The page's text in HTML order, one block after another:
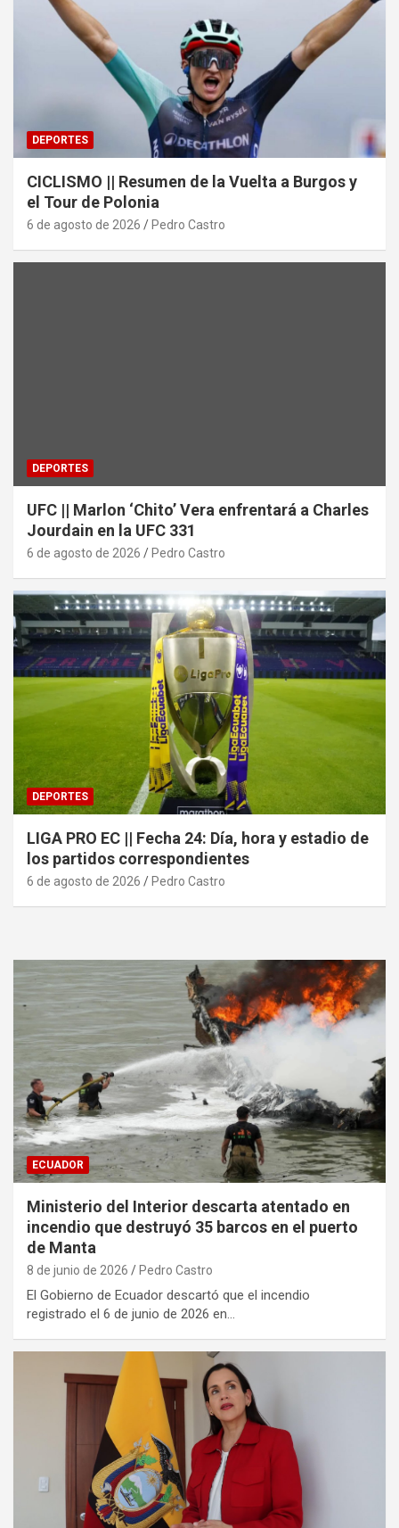
DEPORTES
CICLISMO || Resumen de la Vuelta a Burgos y
el Tour de Polonia
6 de agosto de 2026 Pedro Castro
DEPORTES
UFC || Marlon ‘Chito’ Vera enfrentará a Charles
Jourdain en la UFC 331
6 de agosto de 2026 Pedro Castro
DEPORTES
LIGA PRO EC || Fecha 24: Día, hora y estadio de
los partidos correspondientes
6 de agosto de 2026 Pedro Castro
ECUADOR
Ministerio del Interior descarta atentado en
incendio que destruyó 35 barcos en el puerto
de Manta
8 de junio de 2026 Pedro Castro
El Gobierno de Ecuador descartó que el incendio
registrado el 6 de junio de 2026 en…